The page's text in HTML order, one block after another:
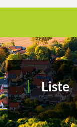
Liste